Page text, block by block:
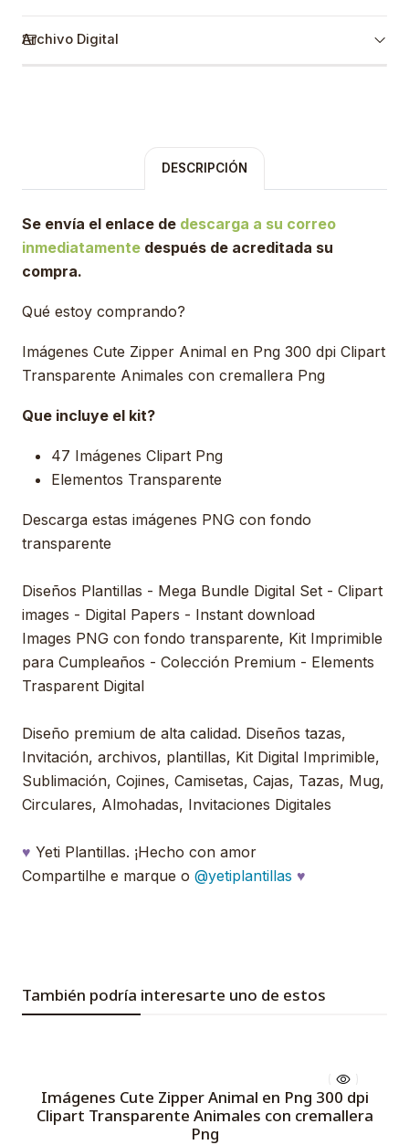
Archivo Digital
DESCRIPCIÓN
Se envía el enlace de descarga a su correo
inmediatamente después de acreditada su
compra.
Qué estoy comprando?
Imágenes Cute Zipper Animal en Png 300 dpi Clipart
Transparente Animales con cremallera Png
Que incluye el kit?
47 Imágenes Clipart Png
Elementos Transparente
Descarga estas imágenes PNG con fondo
transparente
Diseños Plantillas - Mega Bundle Digital Set - Clipart
images - Digital Papers - Instant download
Images PNG con fondo transparente, Kit Imprimible
para Cumpleaños - Colección Premium - Elements
Trasparent Digital
Diseño premium de alta calidad. Diseños tazas,
Invitación, archivos, plantillas, Kit Digital Imprimible,
Sublimación, Cojines, Camisetas, Cajas, Tazas, Mug,
Circulares, Almohadas, Invitaciones Digitales
♥ Yeti Plantillas. ¡Hecho con amor
Compartilhe e marque o @yetiplantillas ♥
También podría interesarte uno de estos
Imágenes Cute Zipper Animal en Png 300 dpi
Clipart Transparente Animales con cremallera
Png